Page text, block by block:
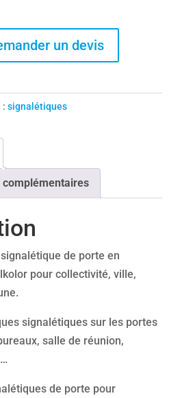
un devis
: signalétiques
complémentaires
de porte en
pour collectivité, ville,
signalétiques sur les portes
salle de réunion,
de porte pour